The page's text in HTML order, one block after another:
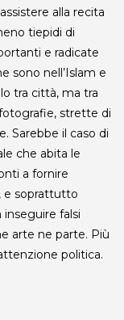
alla recita
tiepidi di
e radicate
sono nell’Islam e
tra città, ma tra
strette di
Sarebbe il caso di
che abita le
a fornire
e soprattutto
falsi
arte ne parte. Più
politica.